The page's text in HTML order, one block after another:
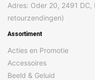
Adres: Oder 20, 2491
retourzendingen)
Assortiment
Acties en Promotie
Accessoires
Beeld & Geluid